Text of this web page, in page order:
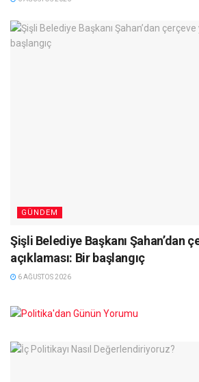
GÜNDEM
Şişli Belediye Başkanı Şahan’dan
açıklaması: Bir başlangıç
6 AĞUSTOS 2026